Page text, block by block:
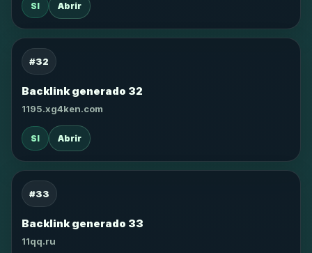
SI Abrir
#32
Backlink generado 32
1195.xg4ken.com
SI Abrir
#33
Backlink generado 33
11qq.ru